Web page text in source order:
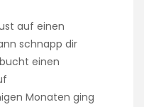
auf einen
schnapp dir
einen
Monaten ging